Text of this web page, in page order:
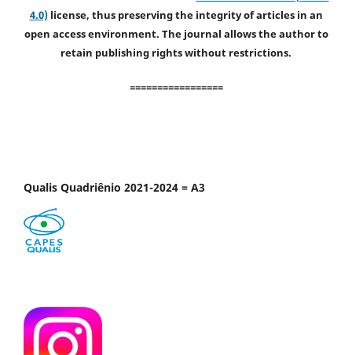
4.0)license, thus preserving the integrity of articles in an
open access environment. The journal allows the author to
retain publishing rights without restrictions.
=================
Qualis Quadriênio 2021-2024 = A3